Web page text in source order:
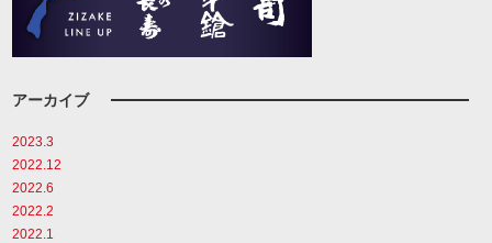
アーカイブ
2023.3
2022.12
2022.6
2022.2
2022.1